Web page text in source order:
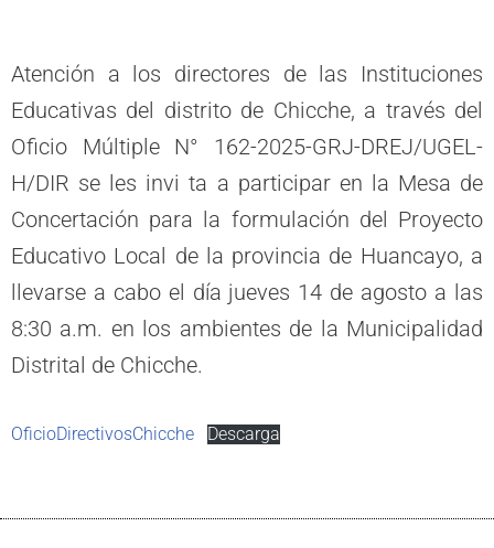
Atención a los directores de las Instituciones
Educativas del distrito de Chicche, a través del
Oficio Múltiple N° 162-2025-GRJ-DREJ/UGEL-
H/DIR se les invi ta a participar en la Mesa de
Concertación para la formulación del Proyecto
Educativo Local de la provincia de Huancayo, a
llevarse a cabo el día jueves 14 de agosto a las
8:30 a.m. en los ambientes de la Municipalidad
Distrital de Chicche.
OficioDirectivosChicche Descarga